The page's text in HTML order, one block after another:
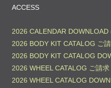
ACCESS
2026 CALENDAR DOWNLOAD
2026 BODY KIT CATALOG ご
2026 BODY KIT CATALOG
2026 WHEEL CATALOG ご請求
2026 WHEEL CATALOG